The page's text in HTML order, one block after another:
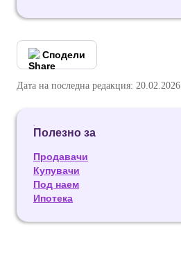
Сподели
Дата на последна редакция: 20.02.2026
Полезно за
Продавачи
Купувачи
Под наем
Ипотека